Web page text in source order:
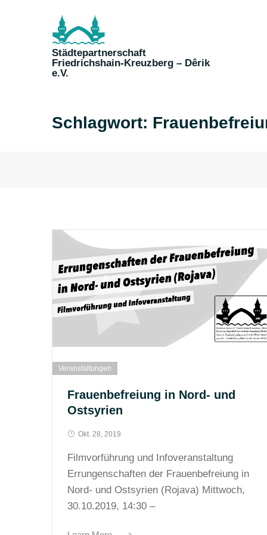
Städtepartnerschaft
Friedrichshain-Kreuzberg – Dêrik
e.V.
Schlagwort:
Veranstaltungen
Frauenbefreiung in Nord- und
Ostsyrien
Okt. 28, 2019
Filmvorführung und Infoveranstaltung
Errungenschaften der Frauenbefreiung in
Nord- und Ostsyrien (Rojava) Mittwoch,
30.10.2019, 14:30 –